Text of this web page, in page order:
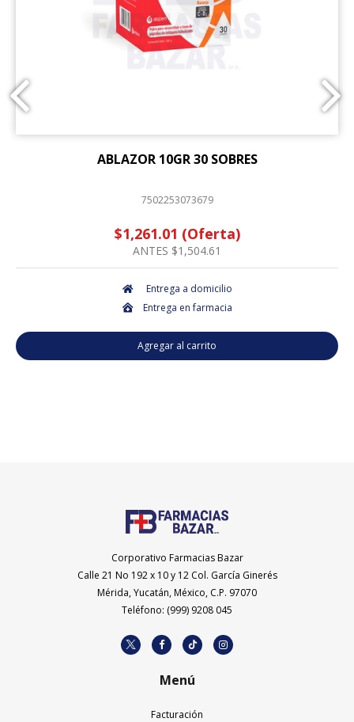
ABLAZOR 10GR 30 SOBRES
7502253073679
$1,261.01 (Oferta)
ANTES $1,504.61
Entrega a domicilio
Entrega en farmacia
Agregar al carrito
Corporativo Farmacias Bazar
Calle 21 No 192 x 10 y 12 Col. García Ginerés
Mérida, Yucatán, México, C.P. 97070
Teléfono: (999) 9208 045
Menú
Facturación